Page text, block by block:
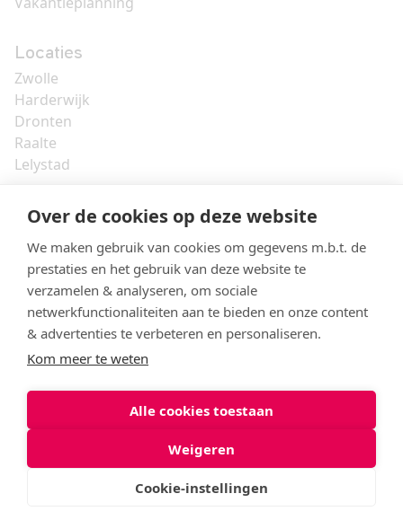
Over de cookies op deze website
We maken gebruik van cookies om gegevens m.b.t. de
prestaties en het gebruik van deze website te
verzamelen & analyseren, om sociale
netwerkfunctionaliteiten aan te bieden en onze content
& advertenties te verbeteren en personaliseren.
Kom meer te weten
Alle cookies toestaan
Weigeren
Cookie-instellingen
Locaties
Zwolle
Harderwijk
Dronten
Raalte
Lelystad
Landstede MBO
Onze organisatie
Formele documenten en protocollen
Vacatures
Klachtenbehandeling
© 2026 Landstede MBO
Privacyverklaring